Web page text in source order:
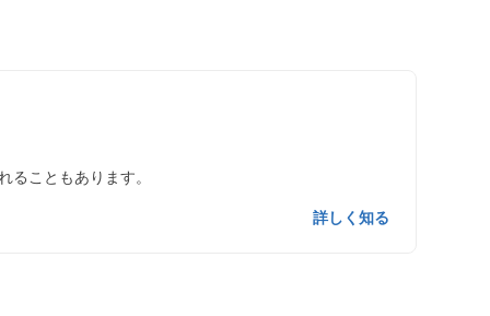
ることもあります。
詳しく知る